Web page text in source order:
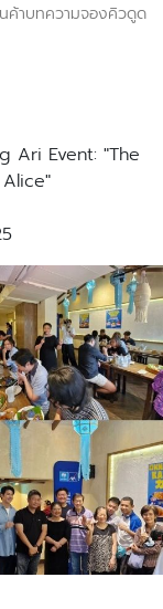
ค้าบทความจองคิวดูด
Ari Event: "The